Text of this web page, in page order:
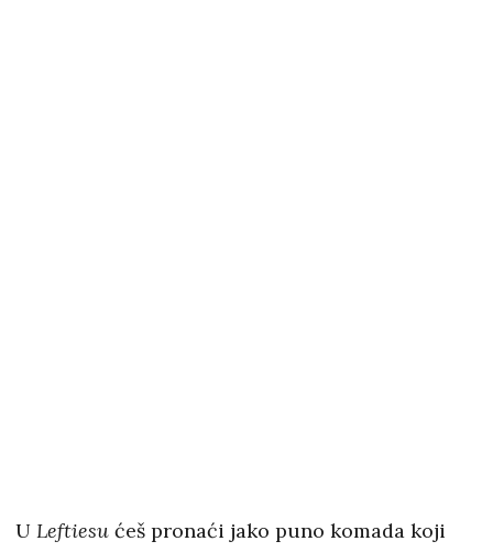
U Leftiesu ćeš pronaći jako puno komada koji